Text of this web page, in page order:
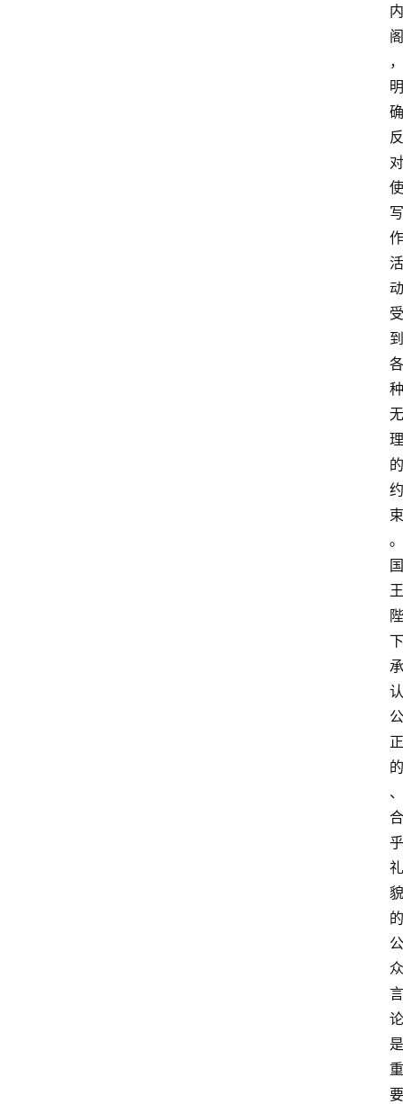
内
阁
，
明
确
反
对
使
写
作
活
动
受
到
各
种
无
理
的
约
束
。
国
王
陛
下
承
认
公
正
的
、
合
乎
礼
貌
的
公
众
言
论
是
重
要